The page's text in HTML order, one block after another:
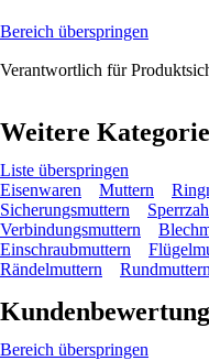
Bereich überspringen
Verantwortlich für
Weitere
Liste überspringen
Eisenwaren
Muttern
Sicherungsmuttern
Verbindungsmuttern
Einschraubmuttern
Rändelmuttern
Rundmuttern
Bereich überspringen